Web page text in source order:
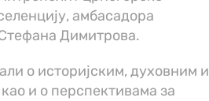
амбасадора
Димитрова.
о историјским, духовним и
и о перспективама за